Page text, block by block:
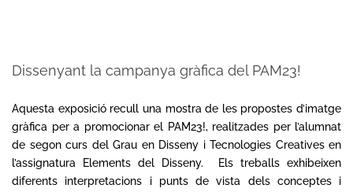
Dissenyant la campanya gràfica del PAM23!
06-
16
Aquesta exposició recull una mostra de les propostes d’imatge
gràfica per a promocionar el PAM23!, realitzades per l’alumnat
de segon curs del Grau en Disseny i Tecnologies Creatives en
l’assignatura Elements del Disseny. Els treballs exhibeixen
diferents interpretacions i punts de vista dels conceptes i